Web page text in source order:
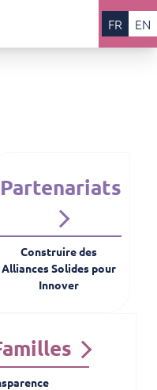
FR EN
Partenariats
Construire des
Alliances Solides pour
Innover